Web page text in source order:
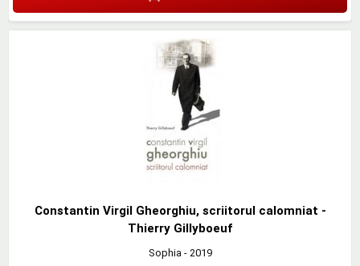
Constantin Virgil Gheorghiu, scriitorul calomniat -
Thierry Gillyboeuf
Sophia - 2019